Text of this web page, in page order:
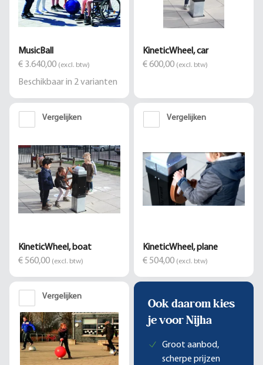
MusicBall
€ 3.640,00 (excl. btw)
Beschikbaar in 2varianten
KineticWheel, car
€ 600,00 (excl. btw)
Vergelijken
KineticWheel, boat
€ 560,00 (excl. btw)
Vergelijken
KineticWheel, plane
€ 504,00 (excl. btw)
Vergelijken
Ook daarom kies
je voor Nijha
Groot aanbod,
scherpe prijzen